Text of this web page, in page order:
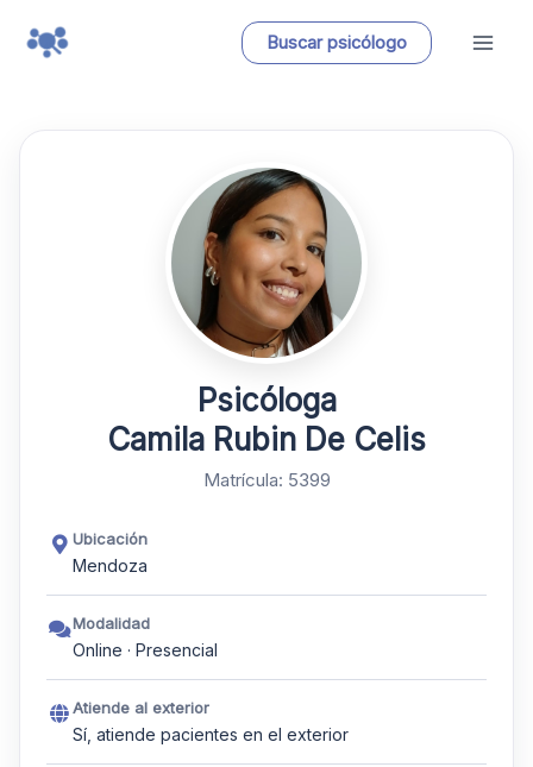
Buscar psicólogo
Psicóloga
Camila Rubin De Celis
Matrícula: 5399
Ubicación
Mendoza
Modalidad
Online · Presencial
Atiende al exterior
Sí, atiende pacientes en el exterior